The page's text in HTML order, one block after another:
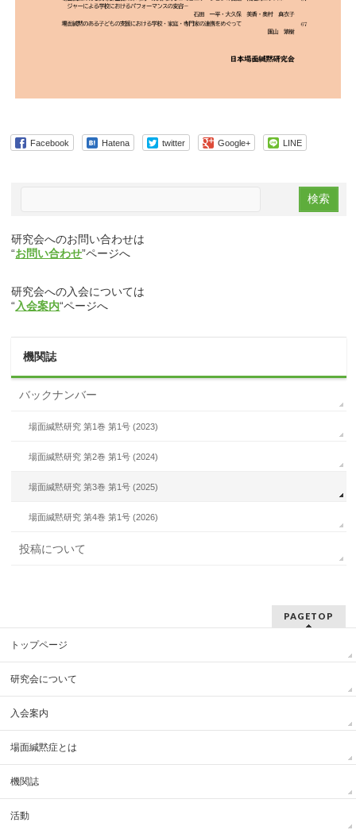
Facebook Hatena twitter Google+ LINE
研究会へのお問い合わせは
“お問い合わせ”ページへ
研究会への入会については
“ 入会案内“ページへ
機関誌
バックナンバー
場面緘黙研究 第1巻 第1号 (2023)
場面緘黙研究 第2巻 第1号 (2024)
場面緘黙研究 第3巻 第1号 (2025)
場面緘黙研究 第4巻 第1号 (2026)
投稿について
PAGETOP
トップページ
研究会について
入会案内
場面緘黙症とは
機関誌
活動